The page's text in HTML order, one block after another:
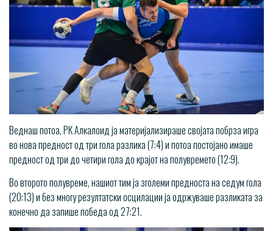
Веднаш потоа, РК Алкалоид ја материјализираше својата побрза игра
во нова предност од три гола разлика (7:4) и потоа постојано имаше
предност од три до четири гола до крајот на полувремето (12:9).
Во второто полувреме, нашиот тим ја зголеми предноста на седум гола
(20:13) и без многу резултатски осцилации ја одржуваше разликата за
конечно да запише победа од 27:21.